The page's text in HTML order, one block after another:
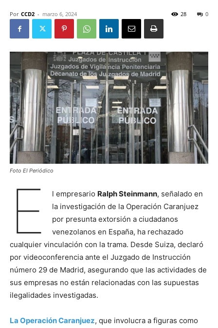
Por CCD2 - marzo 6, 2024 0
28
Foto El Periódico
E l empresario Ralph Steinmann, señalado en
la investigación de la Operación Caranjuez
por presunta extorsión a ciudadanos
venezolanos en España, ha rechazado
cualquier vinculación con la trama. Desde Suiza, declaró
por videoconferencia ante el Juzgado de Instrucción
número 29 de Madrid, asegurando que las actividades de
sus empresas no están relacionadas con las supuestas
ilegalidades investigadas.
La Operación Caranjuez, que involucra a figuras como